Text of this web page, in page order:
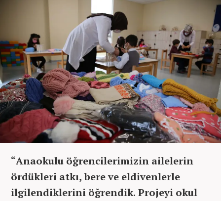
“Anaokulu öğrencilerimizin ailelerin
ördükleri atkı, bere ve eldivenlerle
ilgilendiklerini öğrendik. Projeyi okul